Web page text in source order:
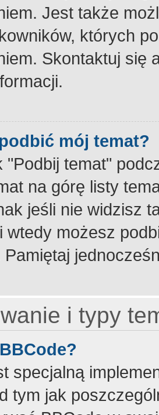
Jest także
których
Skontaktuj się
mój temat?
"Podbij temat"
na górę listy
jeśli nie widzisz
wtedy możesz
Pamiętaj
i typy
specjalną
tym jak